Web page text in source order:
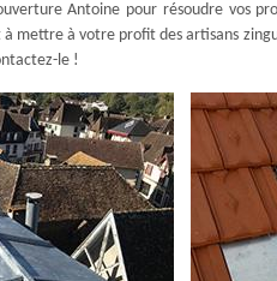
Antoine pour résoudre vos
mettre à votre profit des artisans
le !